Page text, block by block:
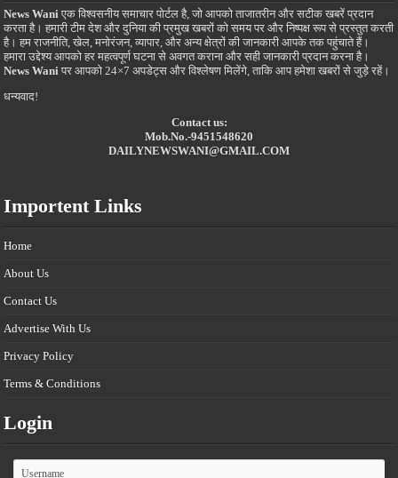
News Wani एक विश्वसनीय समाचार पोर्टल है, जो आपको ताजातरीन और सटीक खबरें प्रदान
करता है। हमारी टीम देश और दुनिया की प्रमुख खबरों को समय पर और निष्पक्ष रूप से प्रस्तुत करती
है। हम राजनीति, खेल, मनोरंजन, व्यापार, और अन्य क्षेत्रों की जानकारी आपके तक पहुंचाते हैं।
हमारा उद्देश्य आपको हर महत्वपूर्ण घटना से अवगत कराना और सही जानकारी प्रदान करना है।
News Wani पर आपको 24×7 अपडेट्स और विश्लेषण मिलेंगे, ताकि आप हमेशा खबरों से जुड़े रहें।
धन्यवाद!
Contact us:
Mob.No.-9451548620
DAILYNEWSWANI@GMAIL.COM
Importent Links
Home
About Us
Contact Us
Advertise With Us
Privacy Policy
Terms & Conditions
Login